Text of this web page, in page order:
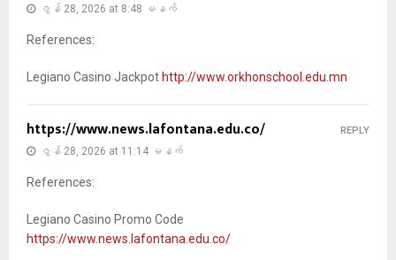
ဇွန် 28, 2026 at 8:48 မနက်
References:
Legiano Casino Jackpot http://www.orkhonschool.edu.mn
https://www.news.lafontana.edu.co/
ဇွန် 28, 2026 at 11:14 မနက်
References:
Legiano Casino Promo Code
https://www.news.lafontana.edu.co/
REPLY